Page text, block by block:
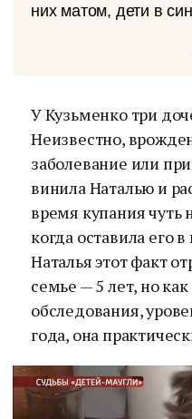
них матом, дети в
У Кузьменко три
Неизвестно,
заболевание или
винила Наталью и
время купания
когда оставила его
Наталья этот факт
семье — 5 лет, но
обследования,
года, она